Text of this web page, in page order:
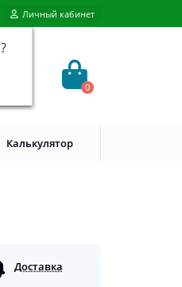
?
Личный кабинет
0
Калькулятор
Доставка